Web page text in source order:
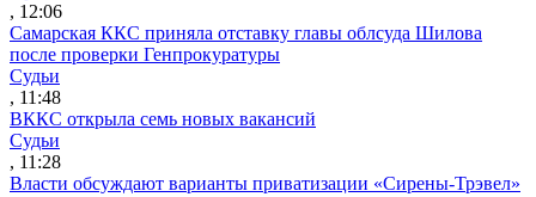
, 12:06
Самарская ККС приняла отставку главы облсуда Шилова
после проверки Генпрокуратуры
Судьи
, 11:48
ВККС открыла семь новых вакансий
Судьи
, 11:28
Власти обсуждают варианты приватизации «Сирены-Трэвел»